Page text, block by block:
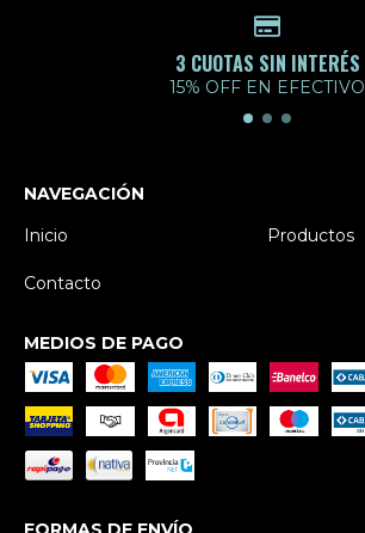
3 CUOTAS SIN INTERÉS
15% OFF EN EFECTIVO
NAVEGACIÓN
Inicio
Productos
Contacto
MEDIOS DE PAGO